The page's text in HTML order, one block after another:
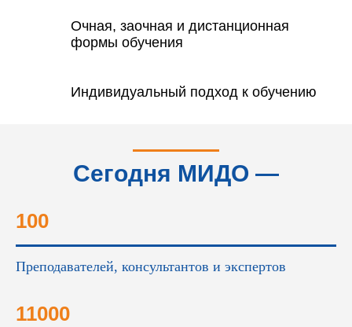
Очная, заочная и дистанционная
формы обучения
Индивидуальный подход к обучению
Сегодня МИДО —
100
Преподавателей, консультантов и экспертов
11000